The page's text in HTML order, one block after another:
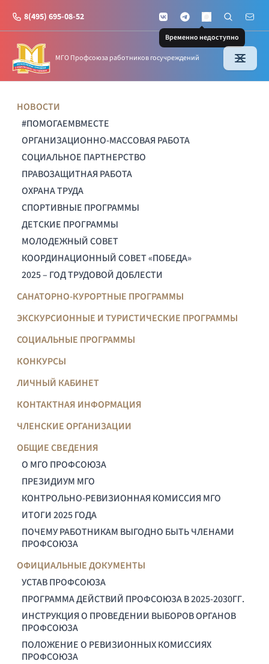
8(495) 695-08-52 VKontakteTelegramMAX
Временно недоступно
Поиск по
Почта
МГО Профсоюза работников госучреждений
НОВОСТИ
#ПОМОГАЕМВМЕСТЕ
ОРГАНИЗАЦИОННО-МАССОВАЯ РАБОТА
СОЦИАЛЬНОЕ ПАРТНЕРСТВО
ПРАВОЗАЩИТНАЯ РАБОТА
ОХРАНА ТРУДА
СПОРТИВНЫЕ ПРОГРАММЫ
ДЕТСКИЕ ПРОГРАММЫ
МОЛОДЕЖНЫЙ СОВЕТ
КООРДИНАЦИОННЫЙ СОВЕТ «ПОБЕДА»
2025 – ГОД ТРУДОВОЙ ДОБЛЕСТИ
САНАТОРНО-КУРОРТНЫЕ ПРОГРАММЫ
ЭКСКУРСИОННЫЕ И ТУРИСТИЧЕСКИЕ ПРОГРАММЫ
СОЦИАЛЬНЫЕ ПРОГРАММЫ
КОНКУРСЫ
ЛИЧНЫЙ КАБИНЕТ
КОНТАКТНАЯ ИНФОРМАЦИЯ
ЧЛЕНСКИЕ ОРГАНИЗАЦИИ
ОБЩИЕ СВЕДЕНИЯ
О МГО ПРОФСОЮЗА
ПРЕЗИДИУМ МГО
КОНТРОЛЬНО-РЕВИЗИОННАЯ КОМИССИЯ МГО
ИТОГИ 2025 ГОДА
ПОЧЕМУ РАБОТНИКАМ ВЫГОДНО БЫТЬ ЧЛЕНАМИ
ПРОФСОЮЗА
ОФИЦИАЛЬНЫЕ ДОКУМЕНТЫ
УСТАВ ПРОФСОЮЗА
ПРОГРАММА ДЕЙСТВИЙ ПРОФСОЮЗА В 2025-2030ГГ.
ИНСТРУКЦИЯ О ПРОВЕДЕНИИ ВЫБОРОВ ОРГАНОВ
ПРОФСОЮЗА
ПОЛОЖЕНИЕ О РЕВИЗИОННЫХ КОМИССИЯХ
ПРОФСОЮЗА